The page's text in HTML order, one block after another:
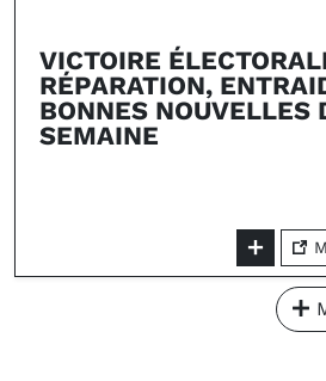
VICTOIRE
RÉPARATION,
BONNES NOUVELLES
SEMAINE